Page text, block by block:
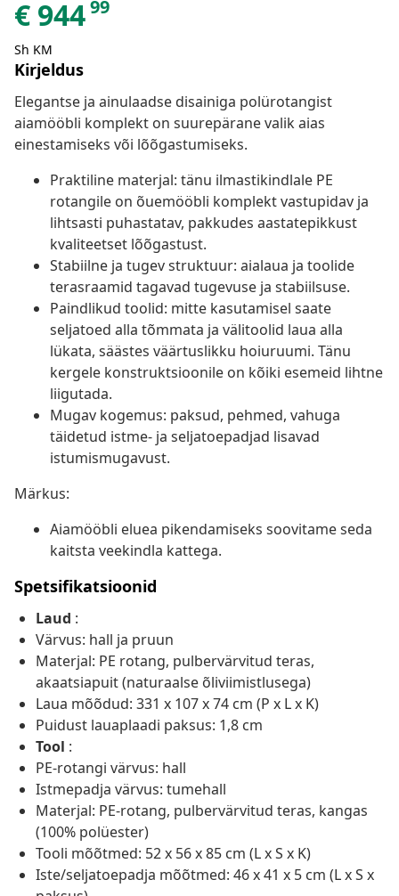
€ 94499
Sh KM
Kirjeldus
Elegantse ja ainulaadse disainiga polürotangist
aiamööbli komplekt on suurepärane valik aias
einestamiseks või lõõgastumiseks.
Praktiline materjal: tänu ilmastikindlale PE
rotangile on õuemööbli komplekt vastupidav ja
lihtsasti puhastatav, pakkudes aastatepikkust
kvaliteetset lõõgastust.
Stabiilne ja tugev struktuur: aialaua ja toolide
terasraamid tagavad tugevuse ja stabiilsuse.
Paindlikud toolid: mitte kasutamisel saate
seljatoed alla tõmmata ja välitoolid laua alla
lükata, säästes väärtuslikku hoiuruumi. Tänu
kergele konstruktsioonile on kõiki esemeid lihtne
liigutada.
Mugav kogemus: paksud, pehmed, vahuga
täidetud istme- ja seljatoepadjad lisavad
istumismugavust.
Märkus:
Aiamööbli eluea pikendamiseks soovitame seda
kaitsta veekindla kattega.
Spetsifikatsioonid
Laud :
Värvus: hall ja pruun
Materjal: PE rotang, pulbervärvitud teras,
akaatsiapuit (naturaalse õliviimistlusega)
Laua mõõdud: 331 x 107 x 74 cm (P x L x K)
Puidust lauaplaadi paksus: 1,8 cm
Tool :
PE-rotangi värvus: hall
Istmepadja värvus: tumehall
Materjal: PE-rotang, pulbervärvitud teras, kangas
(100% polüester)
Tooli mõõtmed: 52 x 56 x 85 cm (L x S x K)
Iste/seljatoepadja mõõtmed: 46 x 41 x 5 cm (L x S x